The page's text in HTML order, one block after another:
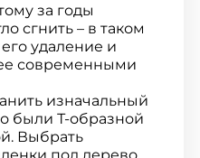
за годы
сгнить – в таком
удаление и
современными
изначальный
были Т-образной
Выбрать